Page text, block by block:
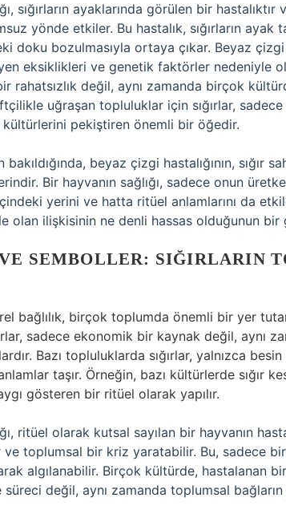
sığırların ayaklarında görülen bir
yönde etkiler. Bu hastalık, sığırların
doku bozulmasıyla ortaya çıkar. Beyaz çizgi
eksiklikleri ve genetik faktörler nedeniyle
rahatsızlık değil, aynı zamanda birçok
uğraşan topluluklar için sığırlar,
pekiştiren önemli bir öğedir.
beyaz çizgi hastalığının, sığır
Bir hayvanın sağlığı, sadece onun
yerini ve hatta ritüel anlamlarını da
olan ilişkisinin ne denli hassas olduğunun bir
SEMBOLLER: SIĞIRLARIN
bağlılık, birçok toplumda önemli bir yer
sadece ekonomik bir kaynak değil, aynı
Bazı topluluklarda sığırlar, yalnızca
taşır. Örneğin, bazı kültürlerde sığır
gösteren bir ritüel olarak yapılır.
ritüel olarak kutsal sayılan bir hayvanın
toplumsal bir kriz yaratabilir. Bu, sadece bir
algılanabilir. Birçok kültürde, hastalanan
değil, aynı zamanda toplumsal